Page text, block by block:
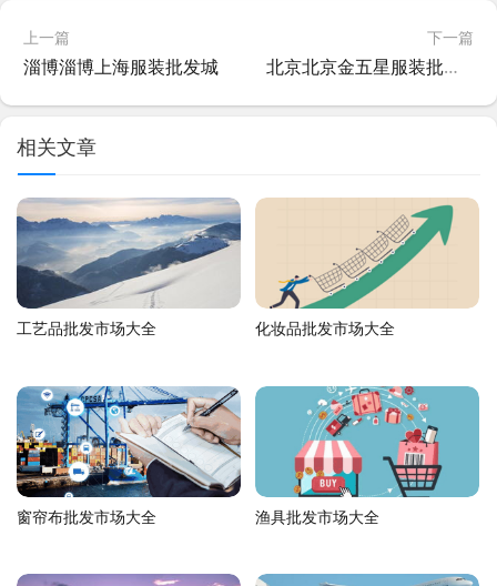
上一篇
淄博淄博上海服装批发城
下一篇
北京北京金五星服装批发市场
相关文章
工艺品批发市场大全 化妆品批发市场大全
窗帘布批发市场大全 渔具批发市场大全